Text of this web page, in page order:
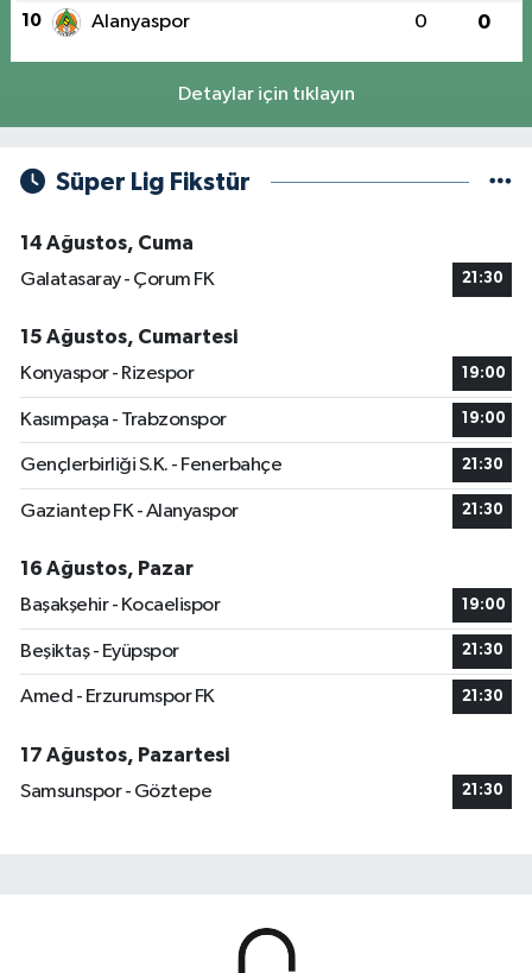
10 Alanyaspor 0 0
Detaylar için tıklayın
Süper Lig Fikstür
14 Ağustos, Cuma
Galatasaray - Çorum FK
21:30
15 Ağustos, Cumartesi
Konyaspor - Rizespor
19:00
Kasımpaşa - Trabzonspor 19:00
Gençlerbirliği S.K. - Fenerbahçe 21:30
Gaziantep FK - Alanyaspor 21:30
16 Ağustos, Pazar
Başakşehir - Kocaelispor
19:00
Beşiktaş - Eyüpspor 21:30
Amed - Erzurumspor FK 21:30
17 Ağustos, Pazartesi
Samsunspor - Göztepe
21:30